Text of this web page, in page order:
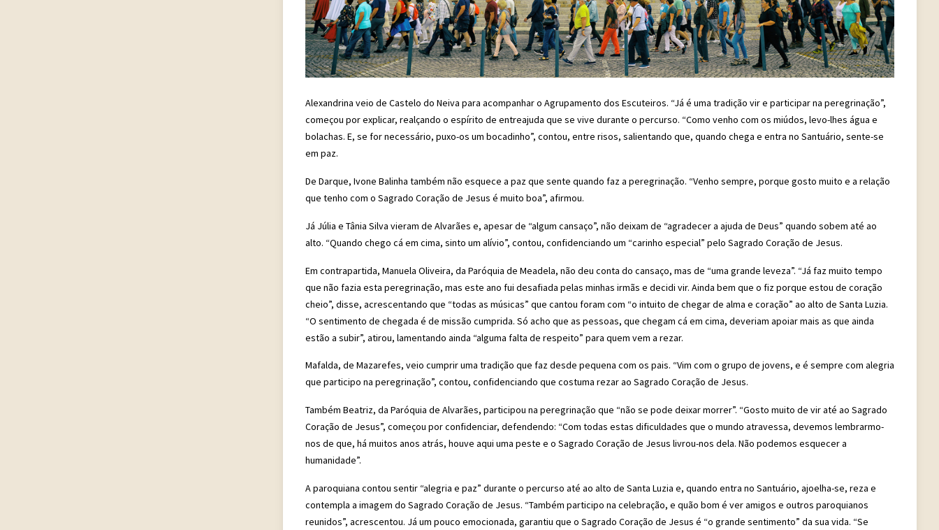
Alexandrina veio de Castelo do Neiva para acompanhar o Agrupamento dos Escuteiros. “Já é uma tradição vir e participar na peregrinação”,
começou por explicar, realçando o espírito de entreajuda que se vive durante o percurso. “Como venho com os miúdos, levo-lhes água e
bolachas. E, se for necessário, puxo-os um bocadinho”, contou, entre risos, salientando que, quando chega e entra no Santuário, sente-se
em paz.
De Darque, Ivone Balinha também não esquece a paz que sente quando faz a peregrinação. “Venho sempre, porque gosto muito e a relação
que tenho com o Sagrado Coração de Jesus é muito boa”, afirmou.
Já Júlia e Tânia Silva vieram de Alvarães e, apesar de “algum cansaço”, não deixam de “agradecer a ajuda de Deus” quando sobem até ao
alto. “Quando chego cá em cima, sinto um alívio”, contou, confidenciando um “carinho especial” pelo Sagrado Coração de Jesus.
Em contrapartida, Manuela Oliveira, da Paróquia de Meadela, não deu conta do cansaço, mas de “uma grande leveza”. “Já faz muito tempo
que não fazia esta peregrinação, mas este ano fui desafiada pelas minhas irmãs e decidi vir. Ainda bem que o fiz porque estou de coração
cheio”, disse, acrescentando que “todas as músicas” que cantou foram com “o intuito de chegar de alma e coração” ao alto de Santa Luzia.
“O sentimento de chegada é de missão cumprida. Só acho que as pessoas, que chegam cá em cima, deveriam apoiar mais as que ainda
estão a subir”, atirou, lamentando ainda “alguma falta de respeito” para quem vem a rezar.
Mafalda, de Mazarefes, veio cumprir uma tradição que faz desde pequena com os pais. “Vim com o grupo de jovens, e é sempre com alegria
que participo na peregrinação”, contou, confidenciando que costuma rezar ao Sagrado Coração de Jesus.
Também Beatriz, da Paróquia de Alvarães, participou na peregrinação que “não se pode deixar morrer”. “Gosto muito de vir até ao Sagrado
Coração de Jesus”, começou por confidenciar, defendendo: “Com todas estas dificuldades que o mundo atravessa, devemos lembrarmo-
nos de que, há muitos anos atrás, houve aqui uma peste e o Sagrado Coração de Jesus livrou-nos dela. Não podemos esquecer a
humanidade”.
A paroquiana contou sentir “alegria e paz” durante o percurso até ao alto de Santa Luzia e, quando entra no Santuário, ajoelha-se, reza e
contempla a imagem do Sagrado Coração de Jesus. “Também participo na celebração, e quão bom é ver amigos e outros paroquianos
reunidos”, acrescentou. Já um pouco emocionada, garantiu que o Sagrado Coração de Jesus é “o grande sentimento” da sua vida. “Se